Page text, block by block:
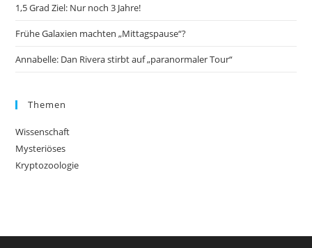
1,5 Grad Ziel: Nur noch 3 Jahre!
Frühe Galaxien machten „Mittagspause“?
Annabelle: Dan Rivera stirbt auf „paranormaler Tour“
Themen
Wissenschaft
Mysteriöses
Kryptozoologie